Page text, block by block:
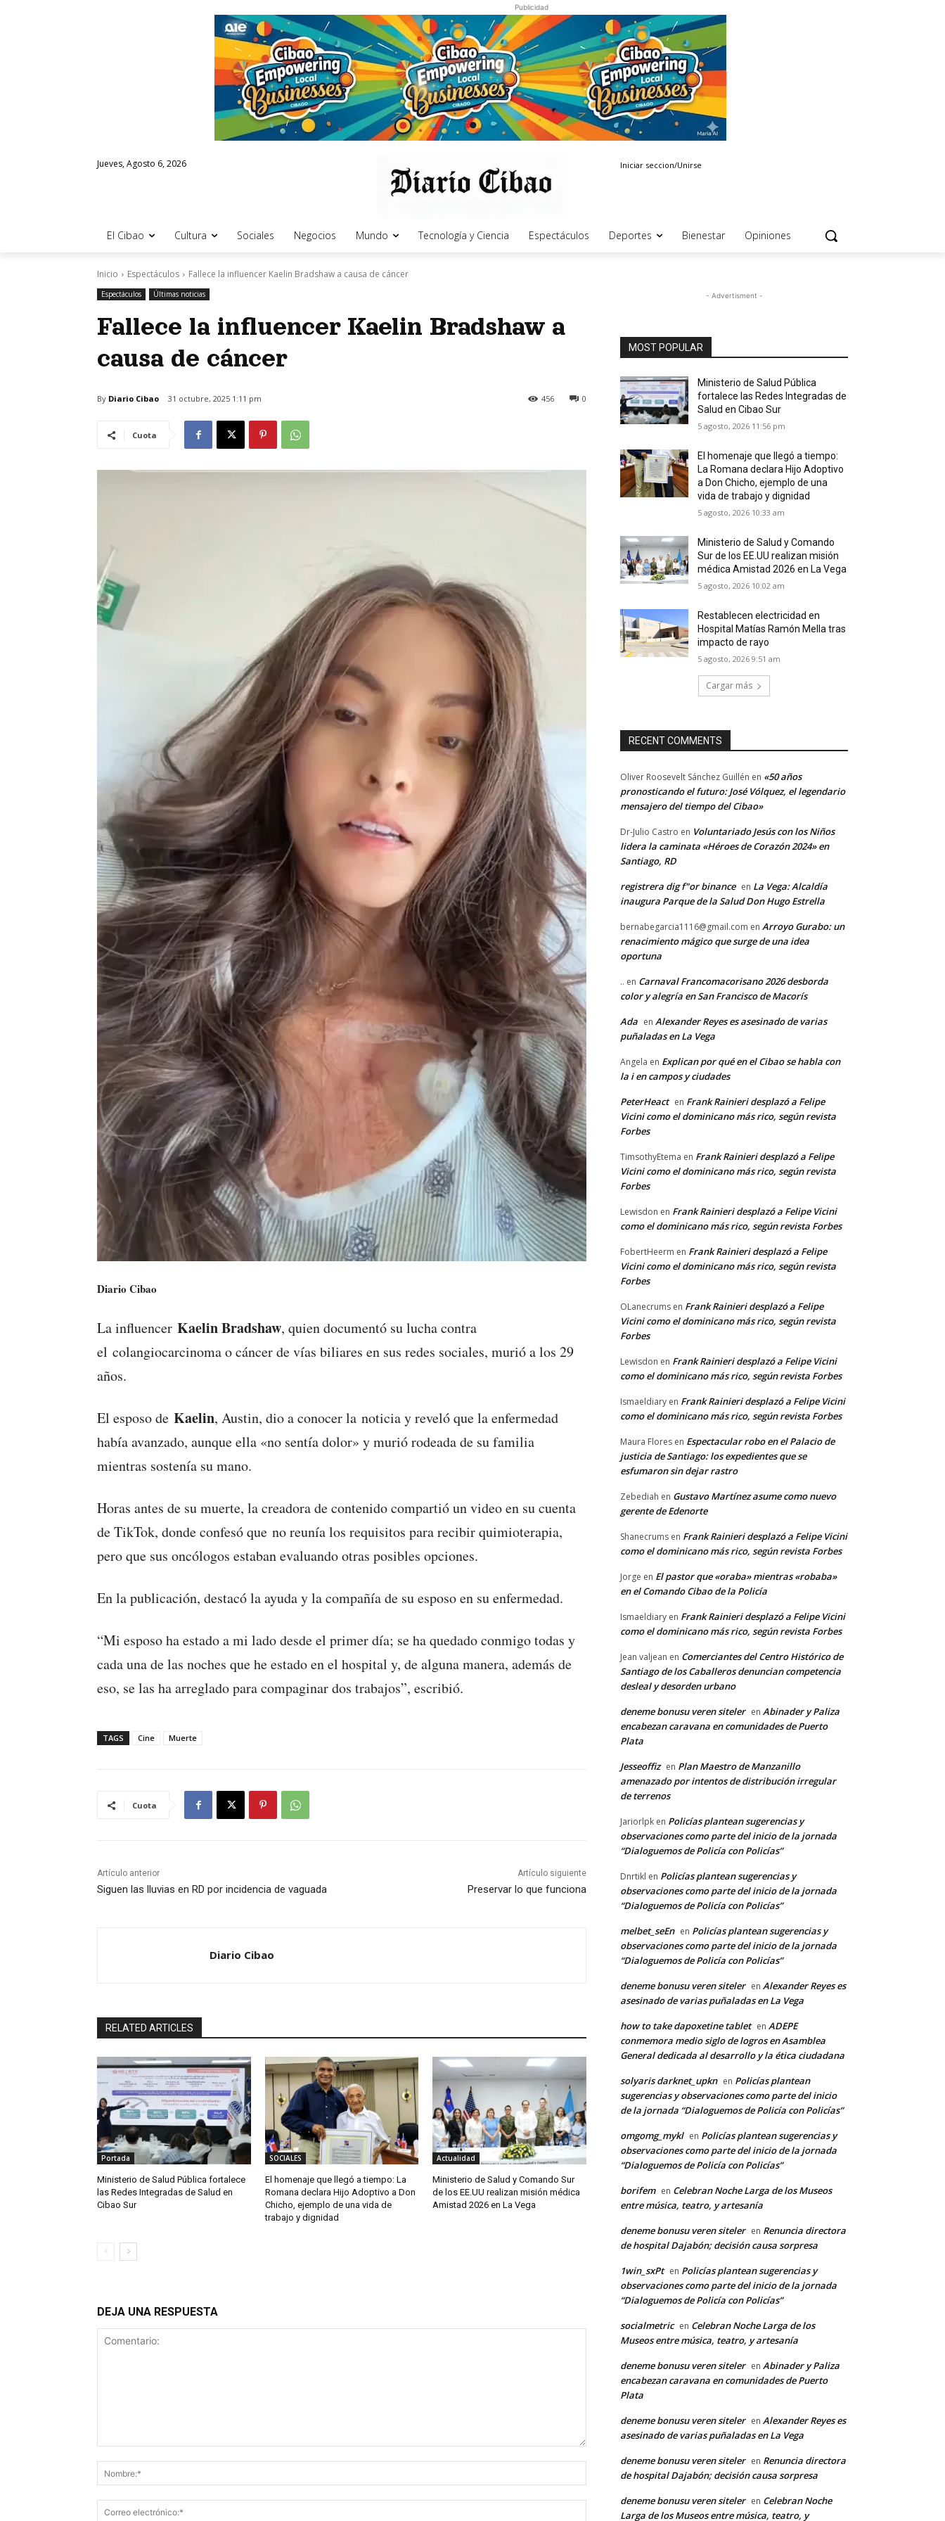
Publicidad
Jueves, Agosto 6, 2026 Iniciar seccion/Unirse
El Cibao Cultura Sociales Negocios Mundo Tecnología y Ciencia Espectáculos Deportes Bienestar Opiniones
Inicio Espectáculos Fallece la influencer Kaelin Bradshaw a causa de cáncer
Espectáculos Últimas noticias
Fallece la influencer Kaelin Bradshaw a
causa de cáncer
By Diario Cibao 31 octubre, 2025 1:11 pm 0
456
Cuota
Diario Cibao
La influencer Kaelin Bradshaw, quien documentó su lucha contra
el colangiocarcinoma o cáncer de vías biliares en sus redes sociales, murió a los 29
años.
El esposo de Kaelin, Austin, dio a conocer la noticia y reveló que la enfermedad
había avanzado, aunque ella «no sentía dolor» y murió rodeada de su familia
mientras sostenía su mano.
Horas antes de su muerte, la creadora de contenido compartió un video en su cuenta
de TikTok, donde confesó que no reunía los requisitos para recibir quimioterapia,
pero que sus oncólogos estaban evaluando otras posibles opciones.
En la publicación, destacó la ayuda y la compañía de su esposo en su enfermedad.
“Mi esposo ha estado a mi lado desde el primer día; se ha quedado conmigo todas y
cada una de las noches que he estado en el hospital y, de alguna manera, además de
eso, se las ha arreglado para compaginar dos trabajos”, escribió.
TAGS Cine Muerte
Cuota
Artículo anterior
Siguen las lluvias en RD por incidencia de vaguada
Artículo siguiente
Preservar lo que funciona
Diario Cibao
RELATED ARTICLES
Portada
Ministerio de Salud Pública fortalece
las Redes Integradas de Salud en
Cibao Sur
SOCIALES
El homenaje que llegó a tiempo: La
Romana declara Hijo Adoptivo a Don
Chicho, ejemplo de una vida de
trabajo y dignidad
Actualidad
Ministerio de Salud y Comando Sur
de los EE.UU realizan misión médica
Amistad 2026 en La Vega
DEJA UNA RESPUESTA
Nombre:*
- Advertisment -
MOST POPULAR
Ministerio de Salud Pública
fortalece las Redes Integradas de
Salud en Cibao Sur
5 agosto, 2026 11:56 pm
El homenaje que llegó a tiempo:
La Romana declara Hijo Adoptivo
a Don Chicho, ejemplo de una
vida de trabajo y dignidad
5 agosto, 2026 10:33 am
Ministerio de Salud y Comando
Sur de los EE.UU realizan misión
médica Amistad 2026 en La Vega
5 agosto, 2026 10:02 am
Restablecen electricidad en
Hospital Matías Ramón Mella tras
impacto de rayo
5 agosto, 2026 9:51 am
Cargar más
RECENT COMMENTS
Oliver Roosevelt Sánchez Guillén en «50 años
pronosticando el futuro: José Vólquez, el legendario
mensajero del tiempo del Cibao»
Dr-Julio Castro en Voluntariado Jesús con los Niños
lidera la caminata «Héroes de Corazón 2024» en
Santiago, RD
registrera dig f"or binance en La Vega: Alcaldía
inaugura Parque de la Salud Don Hugo Estrella
bernabegarcia1116@gmail.com en Arroyo Gurabo: un
renacimiento mágico que surge de una idea
oportuna
.. en Carnaval Francomacorisano 2026 desborda
color y alegría en San Francisco de Macorís
Ada en Alexander Reyes es asesinado de varias
puñaladas en La Vega
Angela en Explican por qué en el Cibao se habla con
la i en campos y ciudades
PeterHeact en Frank Rainieri desplazó a Felipe
Vicini como el dominicano más rico, según revista
Forbes
TimsothyEtema en Frank Rainieri desplazó a Felipe
Vicini como el dominicano más rico, según revista
Forbes
Lewisdon en Frank Rainieri desplazó a Felipe Vicini
como el dominicano más rico, según revista Forbes
FobertHeerm en Frank Rainieri desplazó a Felipe
Vicini como el dominicano más rico, según revista
Forbes
OLanecrums en Frank Rainieri desplazó a Felipe
Vicini como el dominicano más rico, según revista
Forbes
Lewisdon en Frank Rainieri desplazó a Felipe Vicini
como el dominicano más rico, según revista Forbes
Ismaeldiary en Frank Rainieri desplazó a Felipe Vicini
como el dominicano más rico, según revista Forbes
Maura Flores en Espectacular robo en el Palacio de
justicia de Santiago: los expedientes que se
esfumaron sin dejar rastro
Zebediah en Gustavo Martínez asume como nuevo
gerente de Edenorte
Shanecrums en Frank Rainieri desplazó a Felipe Vicini
como el dominicano más rico, según revista Forbes
Jorge en El pastor que «oraba» mientras «robaba»
en el Comando Cibao de la Policía
Ismaeldiary en Frank Rainieri desplazó a Felipe Vicini
como el dominicano más rico, según revista Forbes
Jean valjean en Comerciantes del Centro Histórico de
Santiago de los Caballeros denuncian competencia
desleal y desorden urbano
deneme bonusu veren siteler en Abinader y Paliza
encabezan caravana en comunidades de Puerto
Plata
Jesseoffiz en Plan Maestro de Manzanillo
amenazado por intentos de distribución irregular
de terrenos
Jariorlpk en Policías plantean sugerencias y
observaciones como parte del inicio de la jornada
“Dialoguemos de Policía con Policías”
Dnrtikl en Policías plantean sugerencias y
observaciones como parte del inicio de la jornada
“Dialoguemos de Policía con Policías”
melbet_seEn en Policías plantean sugerencias y
observaciones como parte del inicio de la jornada
“Dialoguemos de Policía con Policías”
deneme bonusu veren siteler en Alexander Reyes es
asesinado de varias puñaladas en La Vega
how to take dapoxetine tablet en ADEPE
conmemora medio siglo de logros en Asamblea
General dedicada al desarrollo y la ética ciudadana
solyaris darknet_upkn en Policías plantean
sugerencias y observaciones como parte del inicio
de la jornada “Dialoguemos de Policía con Policías”
omgomg_mykl en Policías plantean sugerencias y
observaciones como parte del inicio de la jornada
“Dialoguemos de Policía con Policías”
borifem en Celebran Noche Larga de los Museos
entre música, teatro, y artesanía
deneme bonusu veren siteler en Renuncia directora
de hospital Dajabón; decisión causa sorpresa
1win_sxPt en Policías plantean sugerencias y
observaciones como parte del inicio de la jornada
“Dialoguemos de Policía con Policías”
socialmetric en Celebran Noche Larga de los
Museos entre música, teatro, y artesanía
deneme bonusu veren siteler en Abinader y Paliza
encabezan caravana en comunidades de Puerto
Plata
deneme bonusu veren siteler en Alexander Reyes es
asesinado de varias puñaladas en La Vega
deneme bonusu veren siteler en Renuncia directora
de hospital Dajabón; decisión causa sorpresa
deneme bonusu veren siteler en Celebran Noche
Larga de los Museos entre música, teatro, y